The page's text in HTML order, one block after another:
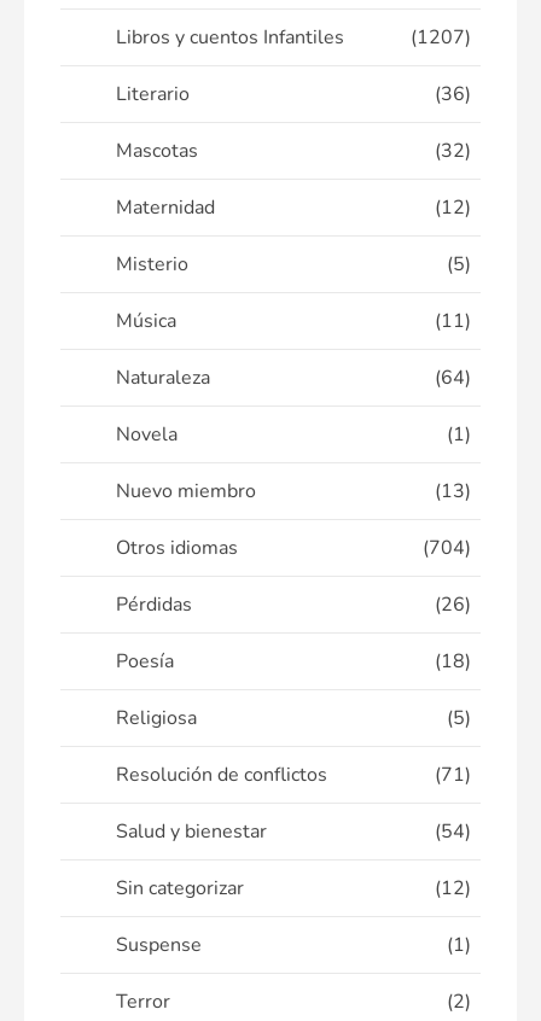
Libros y cuentos Infantiles (1207)
Literario (36)
Mascotas (32)
Maternidad (12)
Misterio (5)
Música (11)
Naturaleza (64)
Novela (1)
Nuevo miembro (13)
Otros idiomas (704)
Pérdidas (26)
Poesía (18)
Religiosa (5)
Resolución de conflictos (71)
Salud y bienestar (54)
Sin categorizar (12)
Suspense (1)
Terror (2)